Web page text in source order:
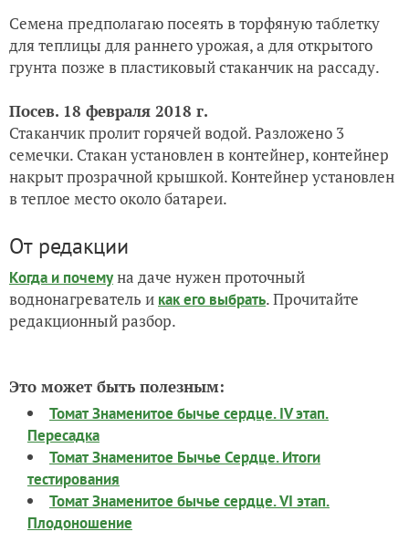
Семена предполагаю посеять в торфяную таблетку
для теплицы для раннего урожая, а для открытого
грунта позже в пластиковый стаканчик на рассаду.
Посев. 18 февраля 2018 г.
Стаканчик пролит горячей водой. Разложено 3
семечки. Стакан установлен в контейнер, контейнер
накрыт прозрачной крышкой. Контейнер установлен
в теплое место около батареи.
От редакции
Когда и почемуна даче нужен проточный
воднонагреватель и как его выбрать. Прочитайте
редакционный разбор.
Это может быть полезным:
Томат Знаменитое бычье сердце. IV этап.
Пересадка
Томат Знаменитое Бычье Сердце. Итоги
тестирования
Томат Знаменитое бычье сердце. VI этап.
Плодоношение